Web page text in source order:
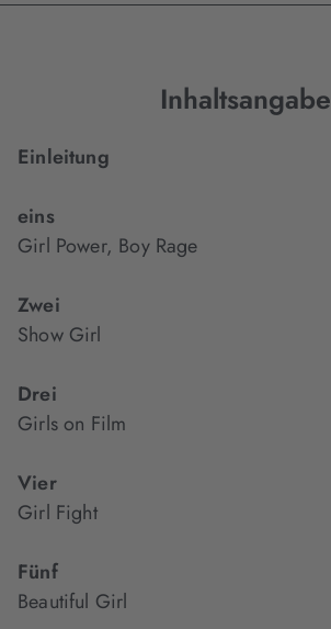
Inhaltsangabe
Einleitung
eins
Girl Power, Boy Rage
Zwei
Show Girl
Drei
Girls on Film
Vier
Girl Fight
Fünf
Beautiful Girl